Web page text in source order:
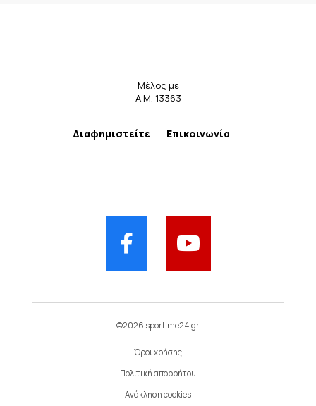
Μέλος με
Α.Μ. 13363
Διαφημιστείτε Επικοινωνία
©2026 sportime24.gr
Όροι χρήσης
Πολιτική απορρήτου
Ανάκληση cookies